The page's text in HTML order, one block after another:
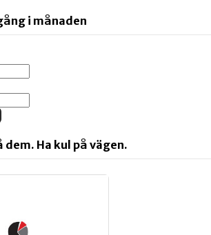
i månaden
Ha kul på vägen.